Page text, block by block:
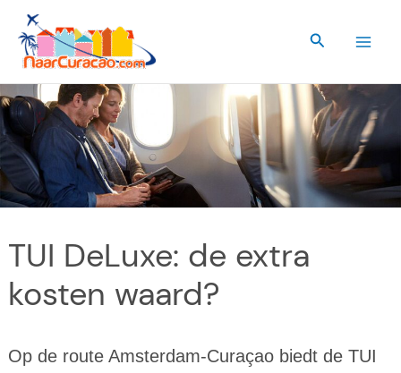
naar
inhoud
Zoeken
TUI DeLuxe: de extra
kosten waard?
Op de route Amsterdam-Curaçao biedt de TUI